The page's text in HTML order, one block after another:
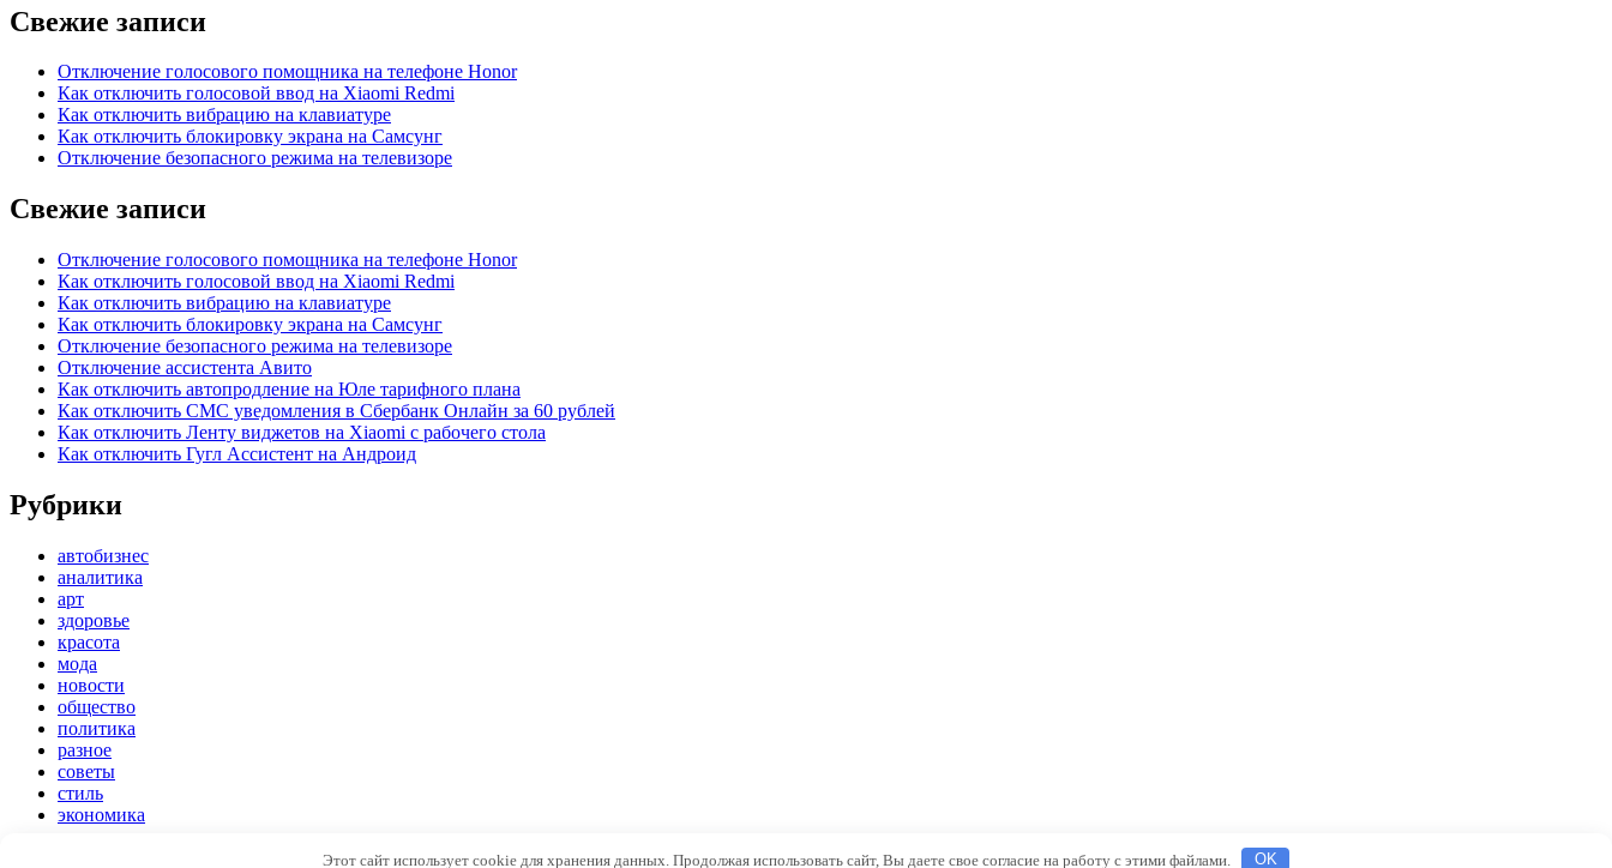
Свежие записи
Отключение голосового помощника на телефоне Honor
Как отключить голосовой ввод на Xiaomi Redmi
Как отключить вибрацию на клавиатуре
Как отключить блокировку экрана на Самсунг
Отключение безопасного режима на телевизоре
Свежие записи
Отключение голосового помощника на телефоне Honor
Как отключить голосовой ввод на Xiaomi Redmi
Как отключить вибрацию на клавиатуре
Как отключить блокировку экрана на Самсунг
Отключение безопасного режима на телевизоре
Отключение ассистента Авито
Как отключить автопродление на Юле тарифного плана
Как отключить СМС уведомления в Сбербанк Онлайн за 60 рублей
Как отключить Ленту виджетов на Xiaomi с рабочего стола
Как отключить Гугл Ассистент на Андроид
Рубрики
автобизнес
аналитика
арт
здоровье
красота
мода
новости
общество
политика
разное
советы
стиль
экономика
. Все права защищены
Этот сайт использует cookie для хранения данных. Продолжая использовать сайт, Вы даете свое согласие на работу с этими файлами. OK